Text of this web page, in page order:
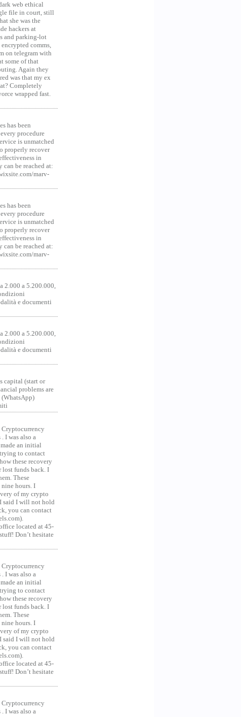
web ethical
file in court, still
she was the
hackers at
and parking-lot
comms,
on telegram with
some of that
Again they
was that my ex
Completely
wrapped fast.
has been
procedure
is unmatched
properly recover
in
be reached at:
marv-
has been
procedure
is unmatched
properly recover
in
be reached at:
marv-
2.000 a 5.200.000,
e documenti
2.000 a 5.200.000,
e documenti
capital (start or
problems are
(WhatsApp)
Cryptocurrency
I was also a
an initial
to contact
these recovery
lost funds back. I
These
hours. I
of my crypto
said I will not hold
you can contact
located at 45-
Don’t hesitate
Cryptocurrency
I was also a
an initial
to contact
these recovery
lost funds back. I
These
hours. I
of my crypto
said I will not hold
you can contact
located at 45-
Don’t hesitate
Cryptocurrency
I was also a